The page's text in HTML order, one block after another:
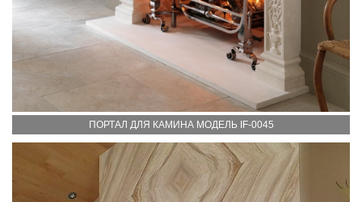
ПОРТАЛ ДЛЯ КАМИНА МОДЕЛЬ IF-0045